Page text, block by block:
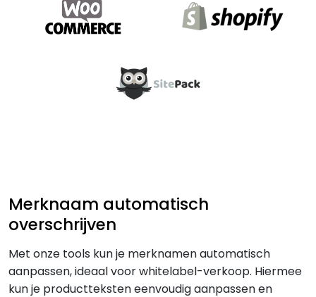
Merknaam automatisch
overschrijven
Met onze tools kun je merknamen automatisch
aanpassen, ideaal voor whitelabel-verkoop. Hiermee
kun je productteksten eenvoudig aanpassen en